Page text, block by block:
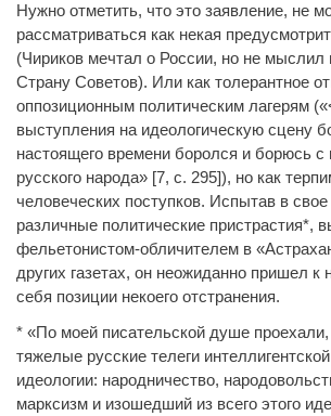
Нужно отметить, что это заявление, не
рассматриваться как некая
(Чириков мечтал о России, но не мыслил
Страну Советов). Или как толерантное
оппозиционным политическим лагерям
выступления на идеологическую сцену
настоящего времени боролся и борюсь с
русского народа» [7, с. 295]), но как
человеческих поступков. Испытав в
различные политические пристрастия*,
фельетонистом-обличителем в
других газетах, он неожиданно пришел к
себя позиции некоего отстранения.
* «По моей писательской душе проехали,
тяжелые русские телеги
идеологии: народничество,
марксизм и изошедший из всего этого